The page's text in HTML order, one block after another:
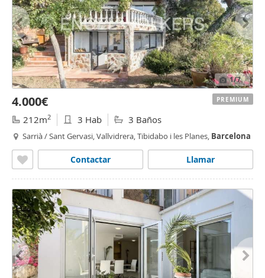
1/7
4.000€
212m2 3 Hab 3 Baños
Sarrià / Sant Gervasi, Vallvidrera, Tibidabo i les Planes, Barcelona
Llamar
Contactar
PREMIUM